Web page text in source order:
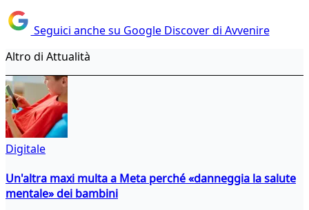
Seguici anche su Google Discover di Avvenire
Altro di Attualità
Digitale
Un'altra maxi multa a Meta perché «danneggia la salute
mentale» dei bambini